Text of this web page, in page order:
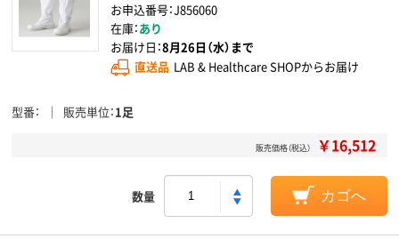
お申込番号：J856060
在庫：あり
お届け日：8月26日（水）まで
直送品 LAB & Healthcare SHOPからお届け
型番 販売単位 1足
販売価格（税込） ￥16,512
数量 カゴへ